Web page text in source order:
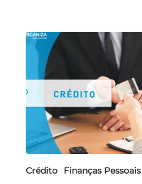
Crédito Finanças Pessoais